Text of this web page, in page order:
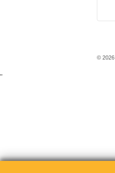
© 2026
"